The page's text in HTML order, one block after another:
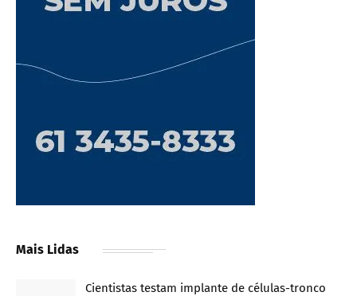
Mais Lidas
Cientistas testam implante de células-tronco